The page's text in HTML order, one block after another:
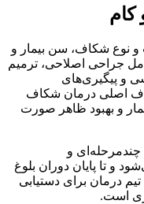
نوع شکاف، سن بیمار و
جراحی اصلاحی، ترمیم
و پیگیری‌های
اصلی درمان شکاف
و بهبود ظاهر صورت
و
و تا پایان دوران بلوغ
درمان برای دستیابی
است.